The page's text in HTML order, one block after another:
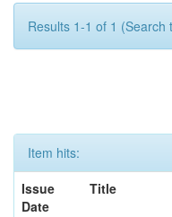
Results 1-1 of 1 (Search
Item hits:
Issue
Date
Title